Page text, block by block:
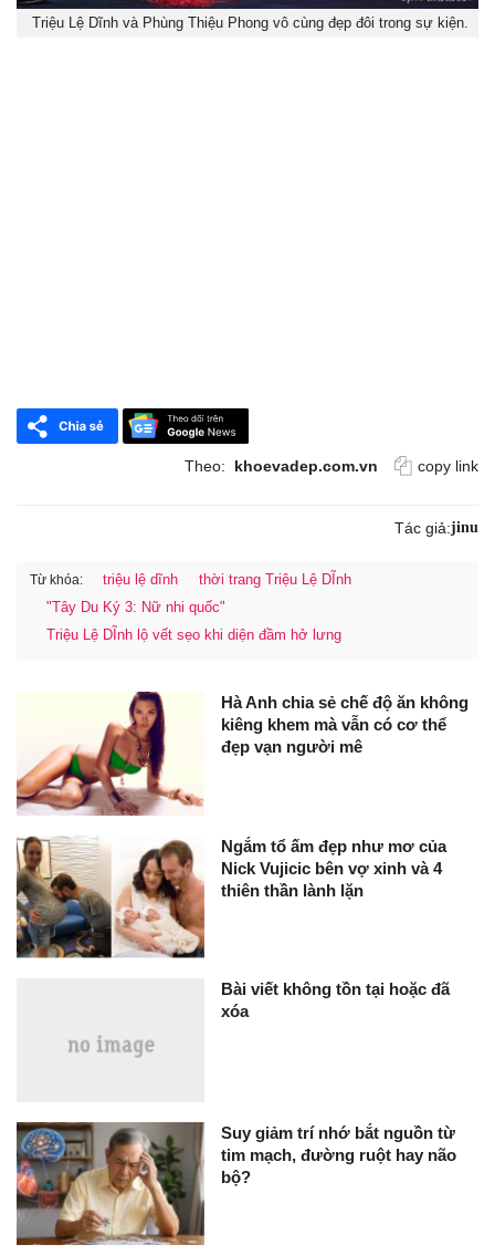
Triệu Lệ Dĩnh và Phùng Thiệu Phong vô cùng đẹp đôi trong sự kiện.
Theo: khoevadep.com.vn copy link
Tác giả:jinu
Từ khóa: triệu lệ dĩnh
thời trang Triệu Lệ DĨnh
"Tây Du Ký 3: Nữ nhi quốc"
Triệu Lệ DĨnh lộ vết sẹo khi diện đầm hở lưng
Hà Anh chia sẻ chế độ ăn không
kiêng khem mà vẫn có cơ thể
đẹp vạn người mê
Ngắm tổ ấm đẹp như mơ của
Nick Vujicic bên vợ xinh và 4
thiên thần lành lặn
Bài viết không tồn tại hoặc đã
xóa
Suy giảm trí nhớ bắt nguồn từ
tim mạch, đường ruột hay não
bộ?